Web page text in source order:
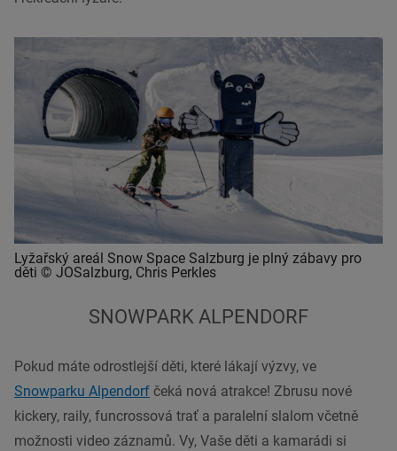
Lyžařský areál Snow Space Salzburg je plný zábavy pro
děti © JOSalzburg, Chris Perkles
SNOWPARK ALPENDORF
Pokud máte odrostlejší děti, které lákají výzvy, ve
Snowparku Alpendorf čeká nová atrakce! Zbrusu nové
kickery, raily, funcrossová trať a paralelní slalom včetně
možnosti video záznamů. Vy, Vaše děti a kamarádi si